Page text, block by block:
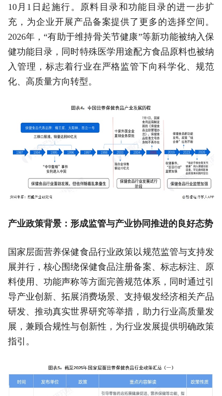
10月1日起施行。原料目录和功能目录的进一步扩
充，为企业开展产品备案提供了更多的选择空间。
2026年，“有助于维持骨关节健康”等新功能被纳入保
健功能目录，同时特殊医学用途配方食品原料也被纳
入管理，标志着行业在严格监管下向科学化、规范
化、高质量方向转型。
产业政策背景：形成监管与产业协同推进的良好态势
国家层面营养保健食品行业政策以规范监管与支持发
展并行，核心围绕保健食品注册备案、标志标注、原
料使用、功能声称等方面完善规范体系，同时通过引
导产业创新、拓展消费场景、支持银发经济相关产品
研发、推动真实世界研究等举措，助力行业高质量发
展，兼顾合规性与创新性，为行业发展提供明确政策
指引。